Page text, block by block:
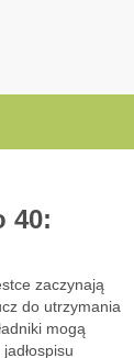
40:
zaczynają
do utrzymania
mogą